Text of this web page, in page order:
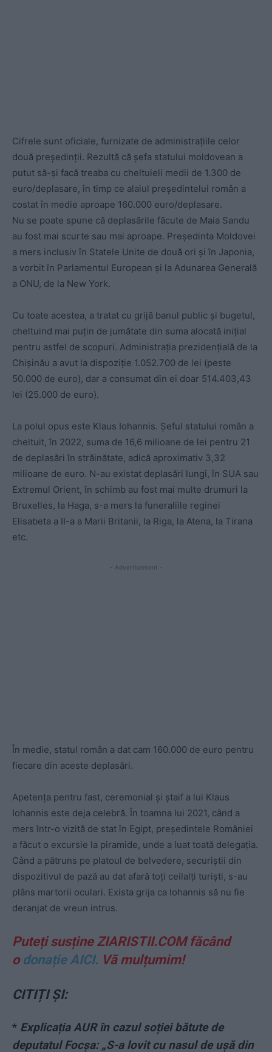
Cifrele sunt oficiale, furnizate de administrațiile celor
două președinții. Rezultă că șefa statului moldovean a
putut să-și facă treaba cu cheltuieli medii de 1.300 de
euro/deplasare, în timp ce alaiul președintelui român a
costat în medie aproape 160.000 euro/deplasare.
Nu se poate spune că deplasările făcute de Maia Sandu
au fost mai scurte sau mai aproape. Președinta Moldovei
a mers inclusiv în Statele Unite de două ori și în Japonia,
a vorbit în Parlamentul European și la Adunarea Generală
a ONU, de la New York.
Cu toate acestea, a tratat cu grijă banul public și bugetul,
cheltuind mai puțin de jumătate din suma alocată inițial
pentru astfel de scopuri. Administrația prezidențială de la
Chișinău a avut la dispoziție 1.052.700 de lei (peste
50.000 de euro), dar a consumat din ei doar 514.403,43
lei (25.000 de euro).
La polul opus este Klaus Iohannis. Șeful statului român a
cheltuit, în 2022, suma de 16,6 milioane de lei pentru 21
de deplasări în străinătate, adică aproximativ 3,32
milioane de euro. N-au existat deplasări lungi, în SUA sau
Extremul Orient, în schimb au fost mai multe drumuri la
Bruxelles, la Haga, s-a mers la funeraliile reginei
Elisabeta a II-a a Marii Britanii, la Riga, la Atena, la Tirana
etc.
- Advertisement -
În medie, statul român a dat cam 160.000 de euro pentru
fiecare din aceste deplasări.
Apetența pentru fast, ceremonial și ștaif a lui Klaus
Iohannis este deja celebră. În toamna lui 2021, când a
mers într-o vizită de stat în Egipt, președintele României
a făcut o excursie la piramide, unde a luat toată delegația.
Când a pătruns pe platoul de belvedere, securiștii din
dispozitivul de pază au dat afară toți ceilalți turiști, s-au
plâns martorii oculari. Exista grija ca Iohannis să nu fie
deranjat de vreun intrus.
Puteți susține ZIARISTII.COM făcând
o donație AICI. Vă mulțumim!
CITIȚI ȘI:
* Explicația AUR în cazul soției bătute de
deputatul Focșa: „S-a lovit cu nasul de ușă din